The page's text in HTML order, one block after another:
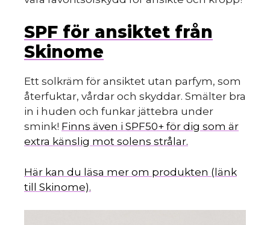
SPF för ansiktet från
Skinome
Ett solkräm för ansiktet utan parfym, som
återfuktar, vårdar och skyddar. Smälter bra
in i huden och funkar jättebra under
smink! Finns även i SPF50+ för dig som är
extra känslig mot solens strålar.
Här kan du läsa mer om produkten (länk
till Skinome).